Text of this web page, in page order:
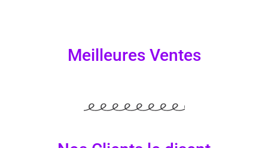
Meilleures Ventes